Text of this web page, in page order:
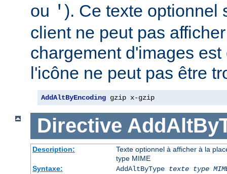
ou ' ). Ce texte optionnel
client ne peut pas
chargement d'images
l'icône ne peut pas être
AddAltByEncoding gzip x-gzip
Directive
Description:
Texte optionnel à afficher à la
type MIME
Syntaxe:
AddAltByType texte
type